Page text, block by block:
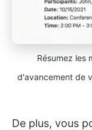
Résumez les
d'avancement de
De plus, vous